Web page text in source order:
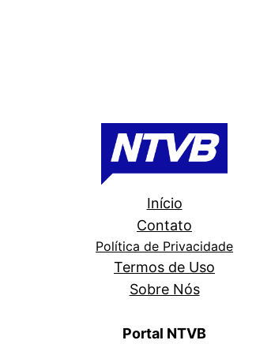
Início
Contato
Política de Privacidade
Termos de Uso
Sobre Nós
Portal NTVB